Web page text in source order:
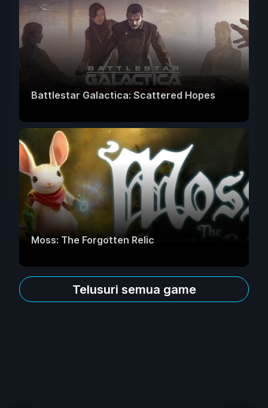
Battlestar Galactica: Scattered Hopes
Moss: The Forgotten Relic
Telusuri semua game